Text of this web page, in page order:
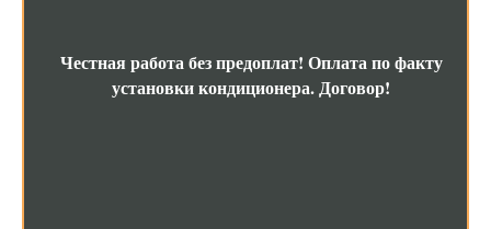
Честная работа без предоплат! Оплата по факту
установки кондиционера.Договор!